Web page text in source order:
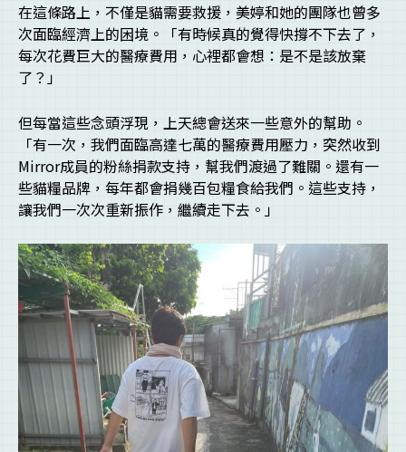
在這條路上，不僅是貓需要救援，美婷和她的團隊也曾多
次面臨經濟上的困境。「有時候真的覺得快撐不下去了，
每次花費巨大的醫療費用，心裡都會想：是不是該放棄
了？」
但每當這些念頭浮現，上天總會送來一些意外的幫助。
「有一次，我們面臨高達七萬的醫療費用壓力，突然收到
Mirror成員的粉絲捐款支持，幫我們渡過了難關。還有一
些貓糧品牌，每年都會捐幾百包糧食給我們。這些支持，
讓我們一次次重新振作，繼續走下去。」